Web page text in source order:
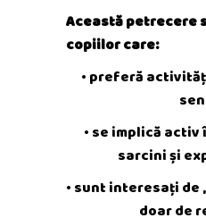
Această petrecere
copiilor care:
• preferă
• se implică activ
sarcini și
• sunt interesați de
doar de